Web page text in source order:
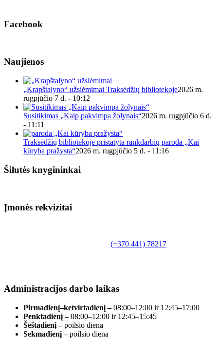
Facebook
Naujienos
„Krapštalyno“ užsiėmimai Traksėdžių bibliotekoje2026 m.
rugpjūčio 7 d. - 10:12
Susitikimas „Kaip pakvimpa žolynais“2026 m. rugpjūčio 6 d.
- 11:11
Traksėdžių bibliotekoje pristatyta rankdarbių paroda „Kai
kūryba pražysta“2026 m. rugpjūčio 5 d. - 11:16
Šilutės knygininkai
Įmonės rekvizitai
(+370 441) 78217
Administracijos darbo laikas
Pirmadienį–ketvirtadienį –08:00–12:00 ir 12:45–17:00
Penktadienį –08:00–12:00 ir 12:45–15:45
Šeštadienį –poilsio diena
Sekmadienį –poilsio diena